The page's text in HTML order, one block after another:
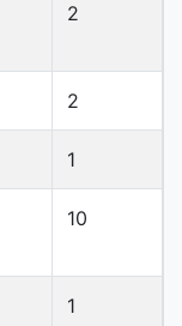
2
2
1
10
1